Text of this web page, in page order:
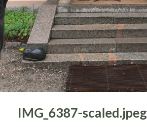
IMG_6387-scaled.jpeg